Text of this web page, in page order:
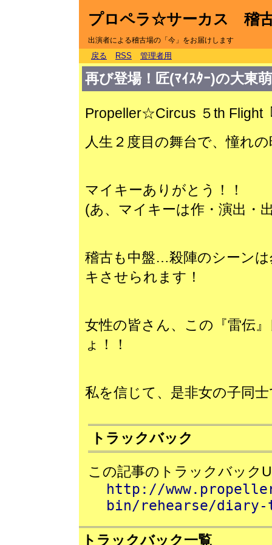
プロペラ☆サーカス 稽
出演者による稽古場の「今」をお届けします
戻る RSS 管理者用
再び登場！匠(ﾏｲｽﾀｰ)の大東
Propeller☆Circus ５th Flight
人生２度目の舞台で、憧れ
マイキーありがとう！！
(あ、マイキーは作・演出・
稽古も中盤…殺陣のシーン
キさせられます！
女性の皆さん、この『雷伝
ょ！！
私を信じて、是非女の子同
トラックバック
この記事のトラックバック
http://
bin/rehearse/
トラックバック一覧